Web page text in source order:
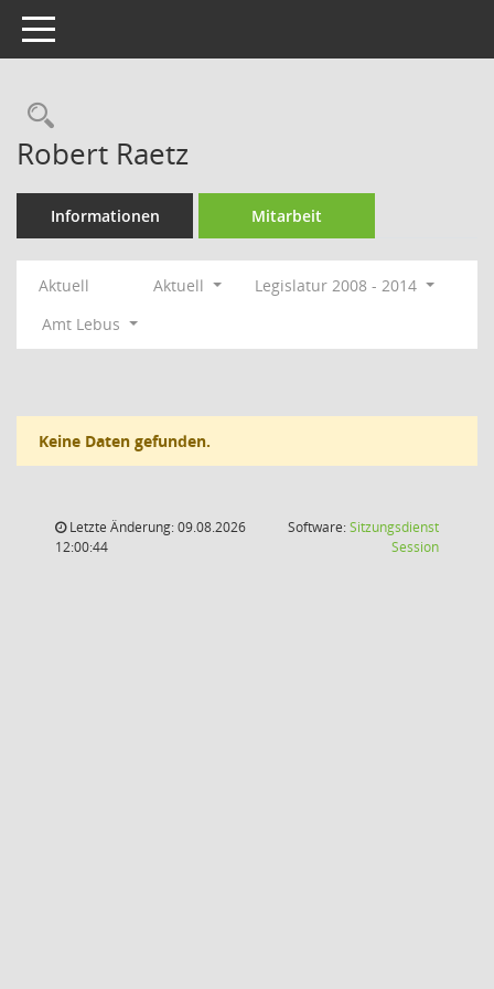
Toggle navigation
Rechercheauswahl
Robert Raetz
Informationen Mitarbeit
Aktuell Aktuell
Legislatur 2008 - 2014
Amt Lebus
Keine Daten gefunden.
Letzte Änderung: 09.08.2026
12:00:44
Software:Sitzungsdienst
Session(Wird in